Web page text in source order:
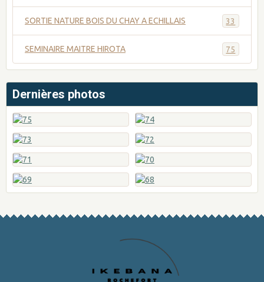
SORTIE NATURE BOIS DU CHAY A ECHILLAIS 33
SEMINAIRE MAITRE HIROTA 75
Dernières photos